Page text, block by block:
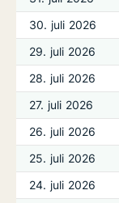
30. juli 2026
29. juli 2026
28. juli 2026
27. juli 2026
26. juli 2026
25. juli 2026
24. juli 2026